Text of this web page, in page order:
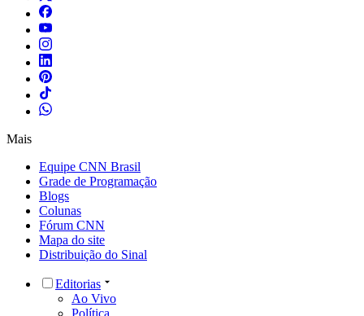
Mais
Equipe CNN Brasil
Grade de Programação
Blogs
Colunas
Fórum CNN
Mapa do site
Distribuição do Sinal
Editorias
Ao Vivo